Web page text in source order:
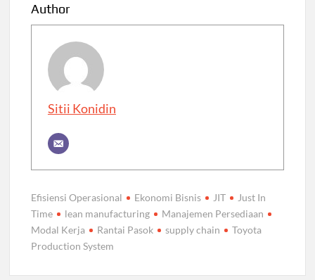
Author
Sitii Konidin
Efisiensi Operasional Ekonomi Bisnis JIT
Just In
Time
lean manufacturing
Manajemen Persediaan
Modal Kerja
Rantai Pasok supply chain
Toyota
Production System